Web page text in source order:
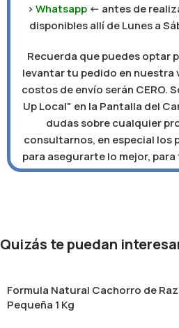
>Whatsapp <- antes de
disponibles allí de Lunes a
Recuerda que puedes optar
levantar tu pedido en nuestra
costos de envío serán CERO.
Up Local" en la Pantalla del
dudas sobre cualquier
consultarnos, en especial los
para asegurarte lo mejor,
Quizás te puedan
Formula Natural Cachorro de
Pequeña 1 Kg